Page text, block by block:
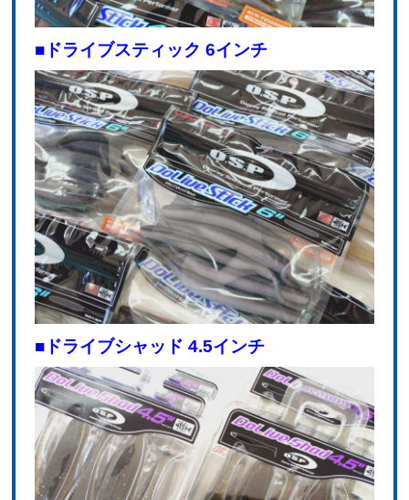
■ドライブスティック 6インチ
■ドライブシャッド 4.5インチ